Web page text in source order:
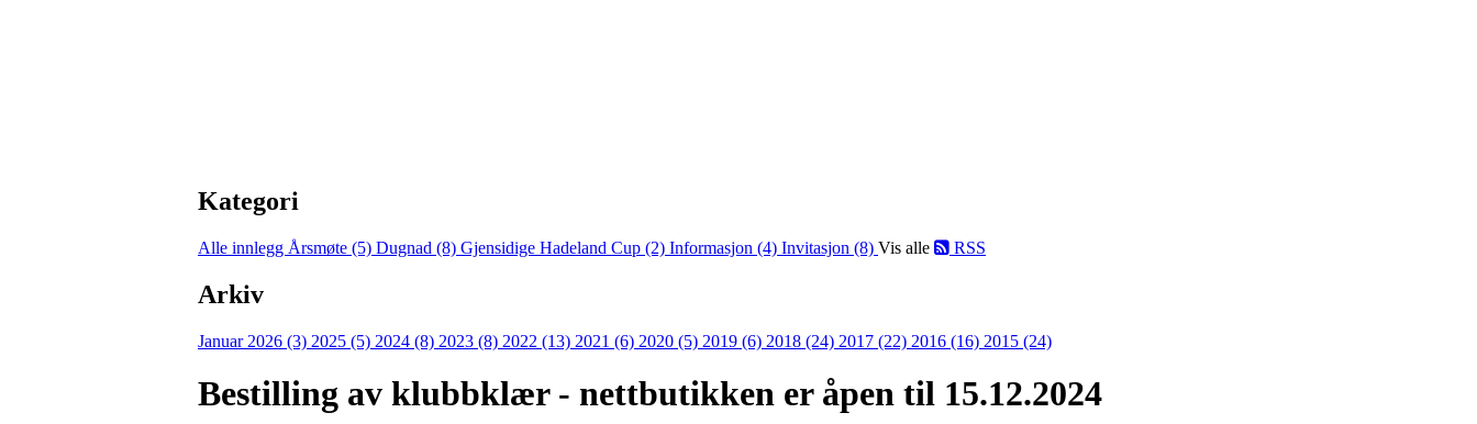
Kategori
Alle innlegg Årsmøte (5) Dugnad (8) Gjensidige Hadeland Cup (2) Informasjon (4) Invitasjon (8) Vis alle RSS
Arkiv
Januar 2026 (3) 2025 (5) 2024 (8) 2023 (8) 2022 (13) 2021 (6) 2020 (5) 2019 (6) 2018 (24) 2017 (22) 2016 (16) 2015 (24)
Bestilling av klubbklær - nettbutikken er åpen til 15.12.2024